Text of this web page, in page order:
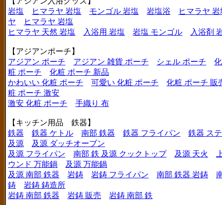
岩塩
ヒマラヤ 岩塩 モンゴル 岩塩 岩塩浴
ヒマラヤ
ヤ
ヒマラヤ 岩塩
ヒマラヤ 天然 岩塩
入浴用 岩塩 岩塩 モンゴル 入浴剤
【アジアンポーチ】
アジアン ポーチ
アジアン 雑貨 ポーチ シェル ポーチ
粧 ポーチ
化粧 ポーチ 新品
かわいい 化粧 ポーチ
可愛い 化粧 ポーチ
化粧 ポーチ 販
粧 ポーチ 激安
激安 化粧 ポーチ
手織り 布
【キッチン用品 鉄器】
鉄器
鉄器 ケトル 南部 鉄器 鉄器 フライパン
鉄器 ス
及源
及源 ダッチオーブン
及源 フライパン
南部 鉄 及源 クックトップ 及源 天火
ウンド 万能鍋
及源 万能鍋
及源 南部 鉄器
岩鋳 岩鋳 フライパン 南部 鉄器 岩鋳
鋳
岩鋳 鋳造所
岩鋳 南部 鉄器
岩鋳 販売 岩鋳 南部 鉄